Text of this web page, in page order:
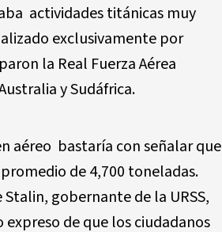
actividades titánicas muy
exclusivamente por
la Real Fuerza Aérea
y Sudáfrica.
aéreo bastaría con señalar que
de 4,700 toneladas.
gobernante de la URSS,
de que los ciudadanos